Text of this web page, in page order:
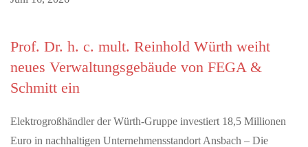
Prof. Dr. h. c. mult. Reinhold Würth weiht
neues Verwaltungsgebäude von FEGA &
Schmitt ein
Elektrogroßhändler der Würth-Gruppe investiert 18,5 Millionen
Euro in nachhaltigen Unternehmensstandort Ansbach – Die